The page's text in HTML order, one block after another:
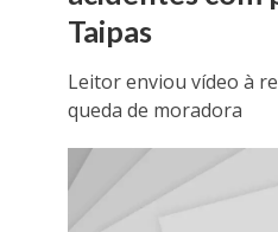
Taipas
Leitor enviou vídeo à
queda de moradora